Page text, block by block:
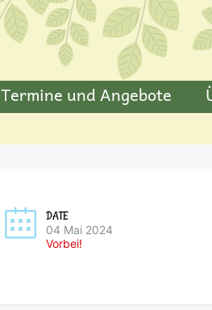
Termine und Angebote
DATE
04 Mai 2024
Vorbei!